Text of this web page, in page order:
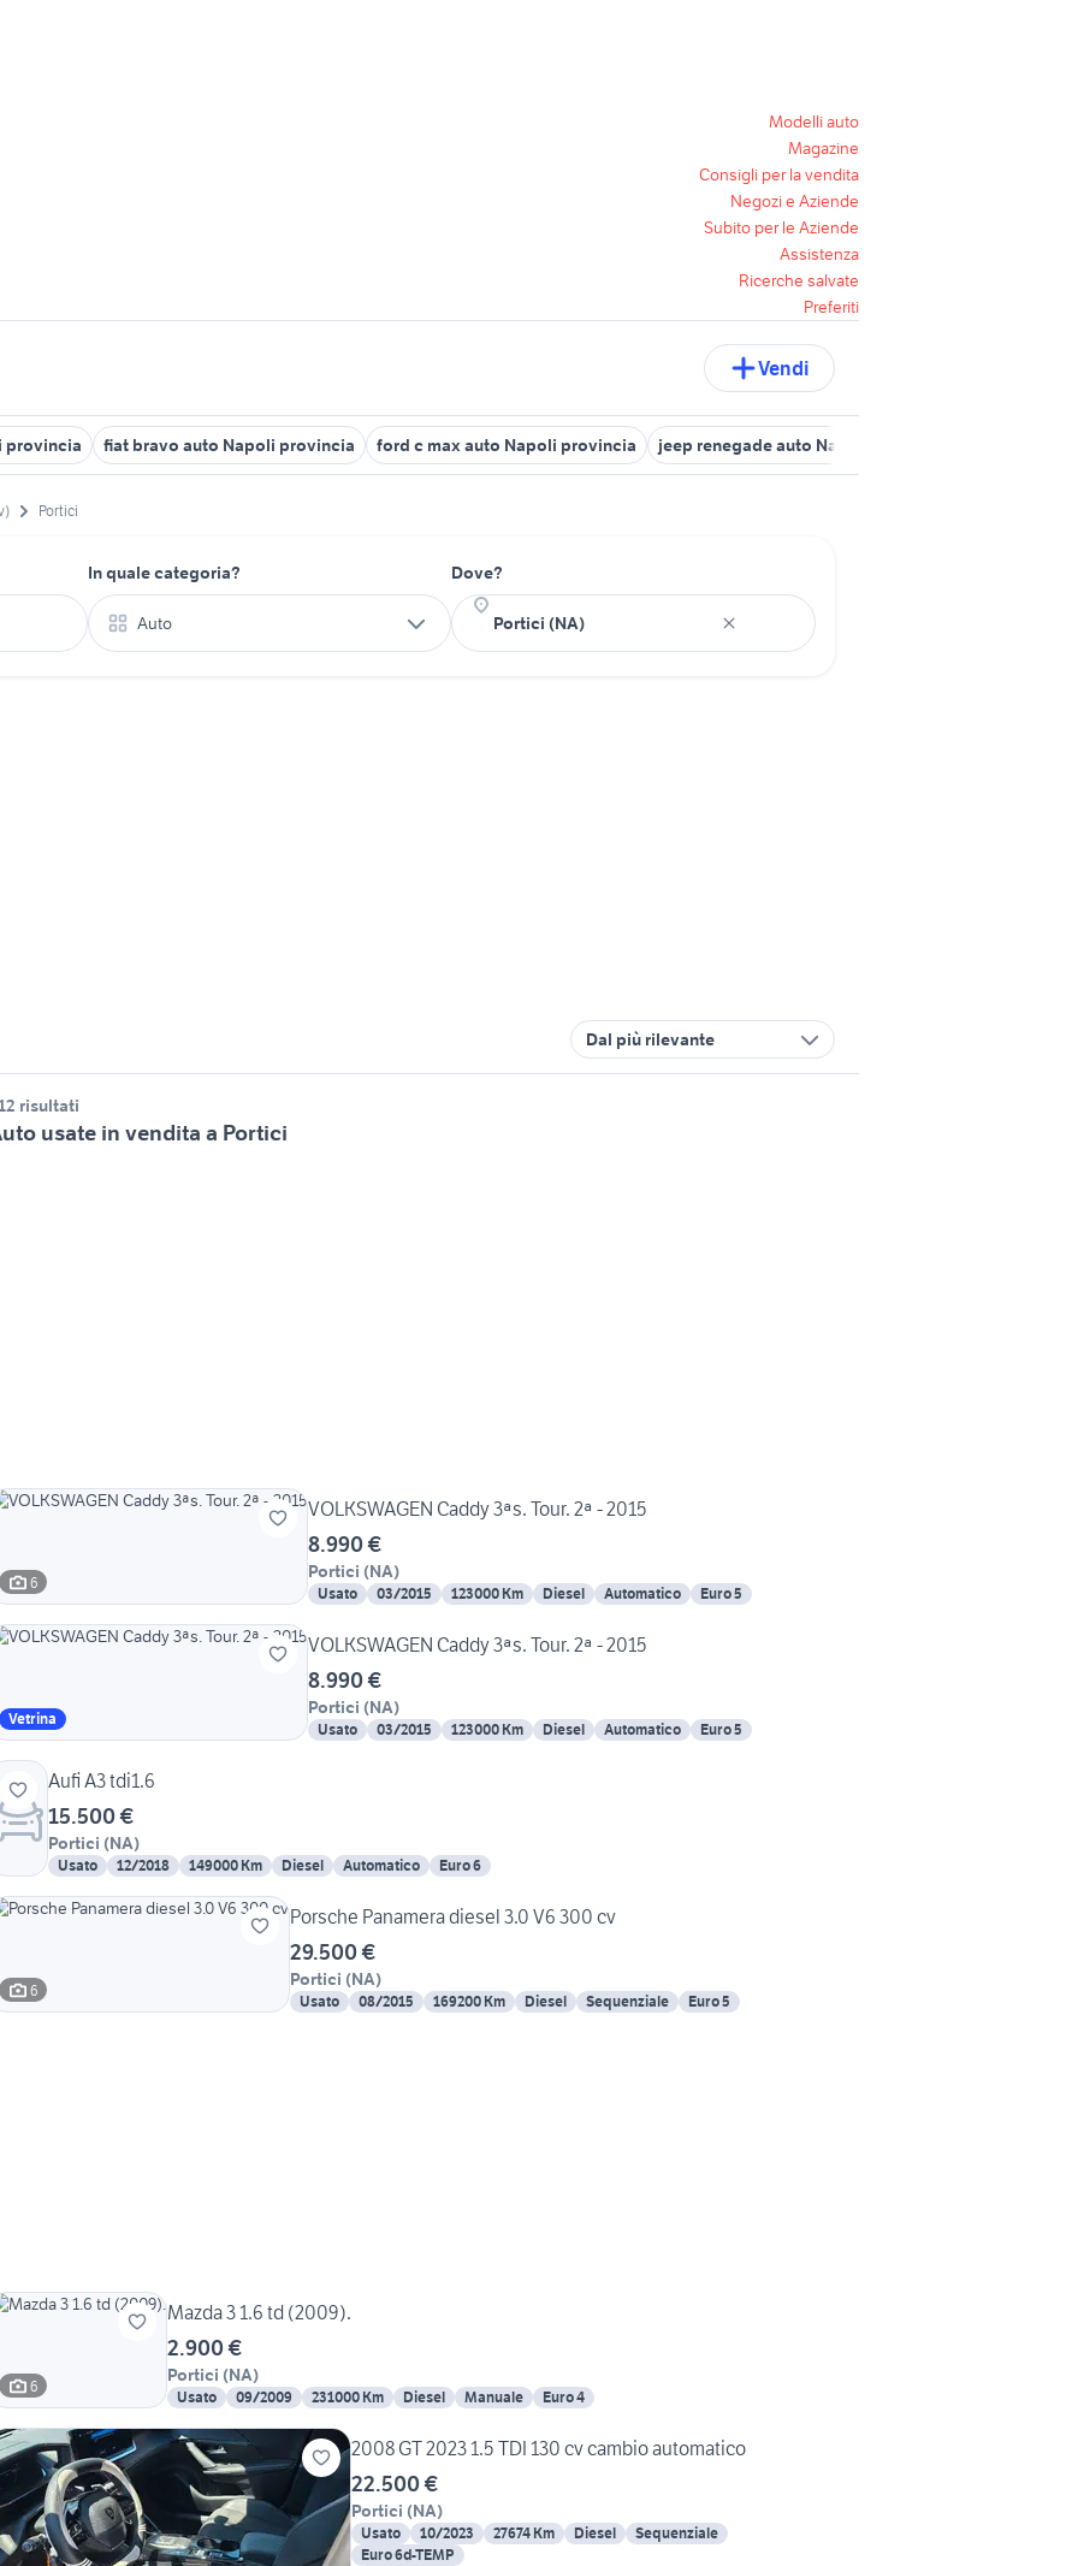
Modelli auto
Magazine
Consigli per la vendita
Negozi e Aziende
Subito per le Aziende
Assistenza
Ricerche salvate
Preferiti
Vendi
provincia fiat bravo auto Napoli provincia ford c max auto Napoli provincia jeep renegade auto Napoli provincia
Portici
In quale categoria?
Auto
Dove?
Dal più rilevante
risultati
usate in vendita a Portici
6
VOLKSWAGEN Caddy 3ªs. Tour. 2ª - 2015
8.990 €
Portici (NA)
Usato 03/2015 123000 Km Diesel Automatico Euro 5
Vetrina
VOLKSWAGEN Caddy 3ªs. Tour. 2ª - 2015
8.990 €
Portici (NA)
Usato 03/2015 123000 Km Diesel Automatico Euro 5
Aufi A3 tdi1.6
15.500 €
Portici (NA)
Usato 12/2018 149000 Km Diesel Automatico Euro 6
6
Porsche Panamera diesel 3.0 V6 300 cv
29.500 €
Portici (NA)
Usato 08/2015 169200 Km Diesel Sequenziale Euro 5
6
Mazda 3 1.6 td (2009).
2.900 €
Portici (NA)
Usato 09/2009 231000 Km Diesel Manuale Euro 4
2008 GT 2023 1.5 TDI 130 cv cambio automatico
22.500 €
Portici (NA)
Usato 10/2023 27674 Km Diesel
Sequenziale
Euro 6d-TEMP